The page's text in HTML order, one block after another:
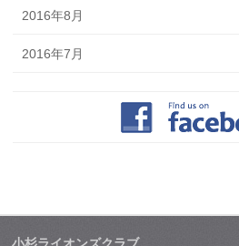
2016年8月
2016年7月